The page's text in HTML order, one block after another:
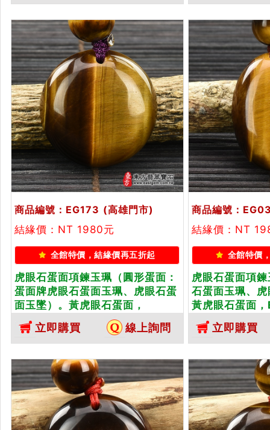
保證卡
保證卡
商品編號：EG173 (高雄門市)
結緣價：NT 1980元
全館特價，結緣價再五折起
虎眼石蛋面項鍊玉珮（圓形蛋面：
蛋面牌虎眼石蛋面玉珮、虎眼石蛋
面玉墜）。黃虎眼石蛋面，
EG173。客製化訂做各種虎眼石蛋
面吊墜玉珮項鍊。★東方翡翠寶石
保證卡
立即購買 線上詢問
商品編號：
結緣價：NT
全館特價
虎眼石蛋面項
石蛋面玉珮、
黃虎眼石蛋面
做各種虎眼石
★東方翡翠寶
立即購買